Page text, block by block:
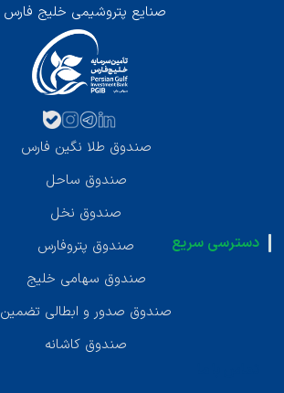
صنایع پتروشیمی خلیج فارس
دسترسی سریع
صندوق طلا نگین فارس
صندوق ساحل
صندوق نخل
صندوق پتروفارس
صندوق سهامی خلیج
صندوق صدور و ابطالی تضمین
صندوق کاشانه